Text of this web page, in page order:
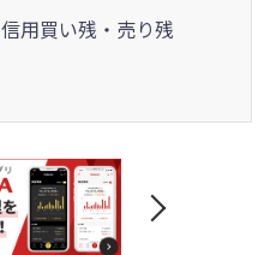
信用買い残・売り残